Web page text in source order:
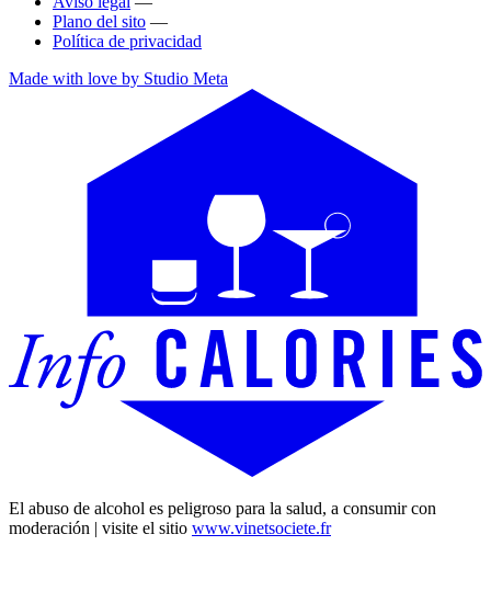
Plano del sito —
Política de privacidad
Made with love by Studio Meta
El abuso de alcohol es peligroso para la salud, a consumir con
moderación | visite el sitio www.vinetsociete.fr